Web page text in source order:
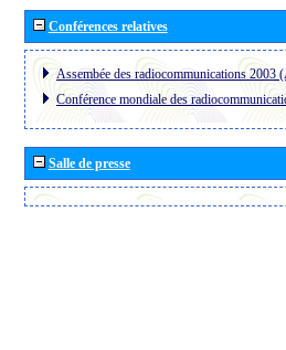
Conférences relatives
Assembée des radiocommunications 2003
Conférence mondiale des
Salle de presse